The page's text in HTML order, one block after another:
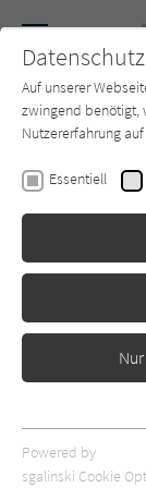
SUCHE
Chloe Dalton
Auf unserer
zwingend benötigt,
Nutzererfahrung
Essentiell
Essentielle
Webseite
Powered by
sgalinski Cookie